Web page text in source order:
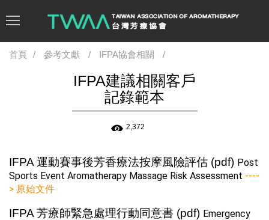
首頁 參考文獻 IFPA協會相關
IFPA建議相關客戶
記錄範本
2,372
IFPA 運動賽事後芳香療法按摩風險評估 (pdf) Post
Sports Event Aromatherapy Massage Risk Assessment ----
> 原始文件
IFPA 芳療師緊急處理行動同意書 (pdf) Emergency